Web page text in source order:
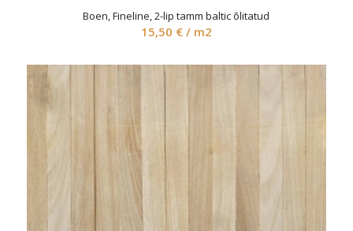
Boen, Fineline, 2-lip tamm baltic õlitatud
15,50 € / m2